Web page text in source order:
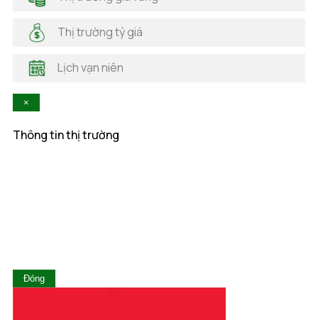
Hải Phòng
Hà Tĩnh
Hòa Bình
Lai Châu
Thị trường tỷ giá
Lịch vạn niên
×
Thông tin thị trường
Đóng